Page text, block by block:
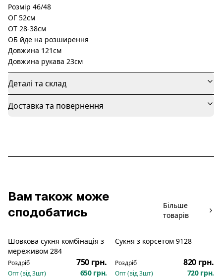
Розмір 46/48
ОГ 52см
ОТ 28-38см
ОБ йде на розширення
Довжина 121см
Довжина рукава 23см
Деталі та склад
Доставка та повернення
Вам також може
сподобатись
Більше
товарів
Шовкова сукня комбінація з
мереживом 284
Роздріб 750 грн.
Опт (від3шт) 650 грн.
Новинка
Сукня з корсетом 9128
Роздріб 820 грн.
Опт (від3шт) 720 грн.